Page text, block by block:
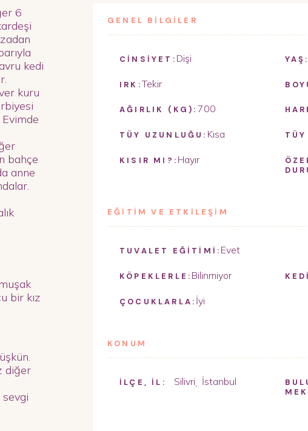
6
kedi
kuru
bahçe
anne
bir kız
diğer
GENEL BİLGİLER
CİNSİYET: Dişi YAŞ:
IRK:Tekir
AĞIRLIK (KG): 700
TÜY UZUNLUĞU: Kısa
KISIR MI?: Hayır
EĞİTİM VE ETKİLEŞİM
TUVALET EĞİTİMİ: Evet
KÖPEKLERLE: Bilinmiyor
ÇOCUKLARLA: İyi
KONUM
İLÇE, İL: Silivri, İstanbul